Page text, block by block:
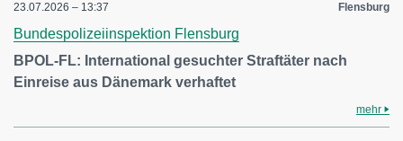
23.07.2026 – 13:37 Flensburg
Bundespolizeiinspektion Flensburg
BPOL-FL: International gesuchter Straftäter nach
Einreise aus Dänemark verhaftet
mehr